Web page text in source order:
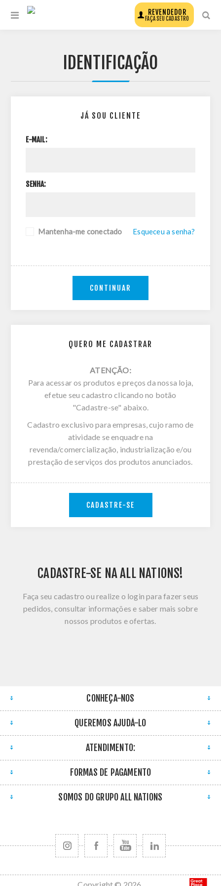
REVENDEDOR
FAÇA SEU CADASTRO
IDENTIFICAÇÃO
QUERO ME CADASTRAR
ATENÇÃO:
Para acessar os produtos e preços da nossa loja,
efetue seu cadastro clicando no botão
"Cadastre-se" abaixo.
Cadastro exclusivo para empresas, cujo ramo de
atividade se enquadre na
revenda/comercialização, industrialização e/ou
prestação de serviços dos produtos anunciados.
CADASTRE-SE
JÁ SOU CLIENTE
E-MAIL:
SENHA:
Mantenha-me conectado Esqueceu a senha?
CONTINUAR
CADASTRE-SE NA ALL NATIONS!
Faça seu cadastro ou realize o login para fazer seus
pedidos, consultar informações e saber mais sobre
nossos produtos e ofertas.
CONHEÇA-NOS
QUEREMOS AJUDÁ-LO
ATENDIMENTO:
FORMAS DE PAGAMENTO
SOMOS DO GRUPO ALL NATIONS